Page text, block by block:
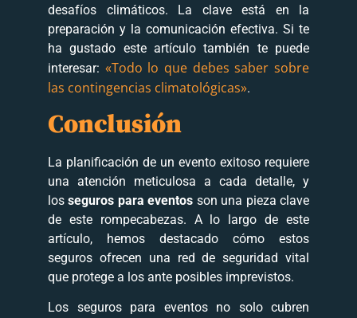
desafíos climáticos. La clave está en la
preparación y la comunicación efectiva. Si te
ha gustado este artículo también te puede
interesar: «Todo lo que debes saber sobre
las contingencias climatológicas».
Conclusión
La planificación de un evento exitoso requiere
una atención meticulosa a cada detalle, y
losseguros para eventos son una pieza clave
de este rompecabezas. A lo largo de este
artículo, hemos destacado cómo estos
seguros ofrecen una red de seguridad vital
que protege a los ante posibles imprevistos.
Los seguros para eventos no solo cubren